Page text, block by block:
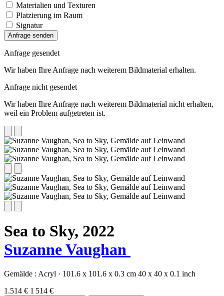
Materialien und Texturen
Platzierung im Raum
Signatur
Anfrage senden
Anfrage gesendet
Wir haben Ihre Anfrage nach weiterem Bildmaterial erhalten.
Anfrage nicht gesendet
Wir haben Ihre Anfrage nach weiterem Bildmaterial nicht erhalten,
weil ein Problem aufgetreten ist.
Sea to Sky, 2022
Suzanne Vaughan
Gemälde : Acryl · 101.6 x 101.6 x 0.3 cm 40 x 40 x 0.1 inch
1.514 € 1 514 €